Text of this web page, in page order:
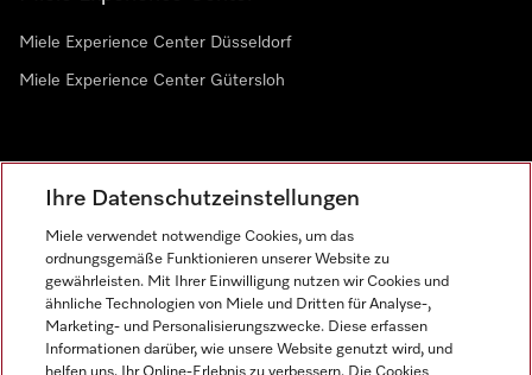
Miele Experience Center Düsseldorf
Miele Experience Center Gütersloh
Ihre Datenschutzeinstellungen
Miele verwendet notwendige Cookies, um das
ordnungsgemäße Funktionieren unserer Website zu
gewährleisten. Mit Ihrer Einwilligung nutzen wir Cookies und
ähnliche Technologien von Miele und Dritten für Analyse-,
Marketing- und Personalisierungszwecke. Diese erfassen
Informationen darüber, wie unsere Website genutzt wird, und